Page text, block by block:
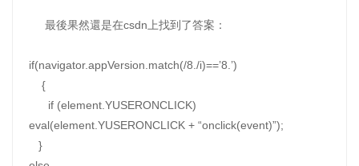
最後果然還是在csdn上找到了答案：
if(navigator.appVersion.match(/8./i)==’8.’)
{
if (element.YUSERONCLICK)
eval(element.YUSERONCLICK + “onclick(event)”);
}